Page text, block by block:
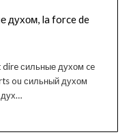
духом, la force de
сильные духом ce
ou сильный духом